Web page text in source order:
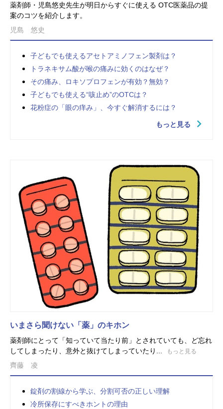
薬剤師・児島悠史先生が明日からすぐに使える OTC医薬品の提
案のコツを紹介します。
児島 悠史
子どもでも使えるアセトアミノフェン製剤は？
トラネキサム酸が喉の痛みに効くのはなぜ？
その痛み、ロキソプロフェンが有効？無効？
子どもでも使える“咳止め”のOTCは？
花粉症の「眼の痒み」、今すぐ解消するには？
もっと見る
いまさら聞けない「薬」のキホン
薬剤師にとって「知っていて当たり前」とされていても、ど忘れ
してしまったり、意外と抜けてしまっていたり...
もっと見る
齊藤 凌
錠剤の割線から学ぶ、分割可否の正しい理解
冷所保存にすべきホントの理由